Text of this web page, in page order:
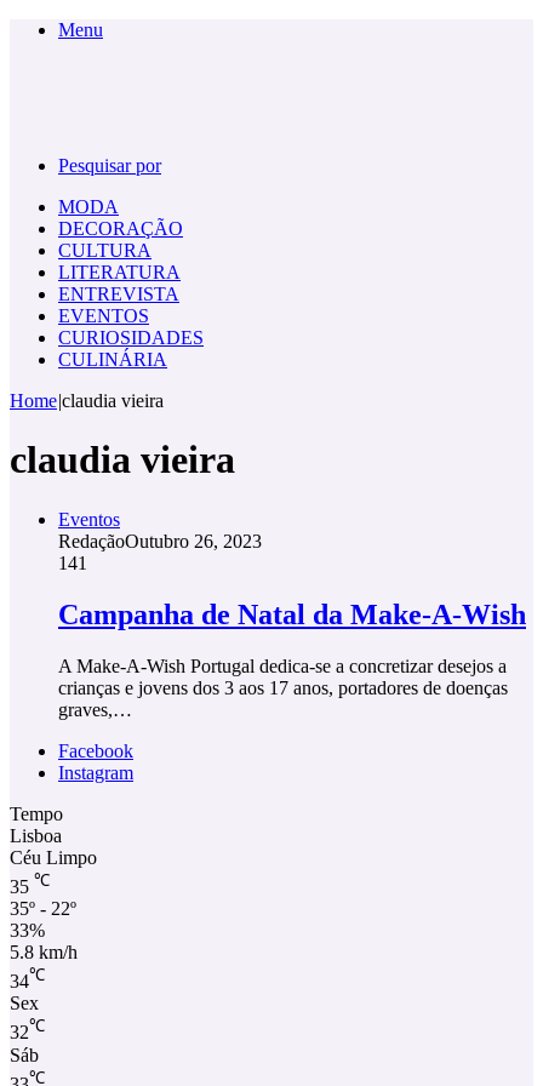
Menu
Pesquisar por
MODA
DECORAÇÃO
CULTURA
LITERATURA
ENTREVISTA
EVENTOS
CURIOSIDADES
CULINÁRIA
Home|claudia vieira
claudia vieira
Eventos
RedaçãoOutubro 26, 2023
141
Campanha de Natal da Make-A-Wish
A Make-A-Wish Portugal dedica-se a concretizar desejos a
crianças e jovens dos 3 aos 17 anos, portadores de doenças
graves,…
Facebook
Instagram
Tempo
Lisboa
Céu Limpo
35 ℃
35º - 22º
33%
5.8 km/h
34℃
Sex
32℃
Sáb
℃